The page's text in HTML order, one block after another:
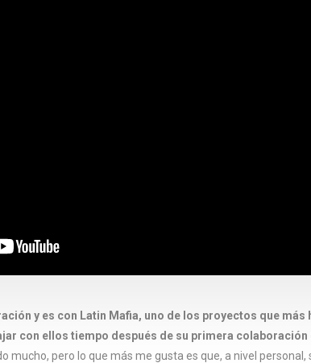
y es con Latin Mafia, uno de los proyectos que
con ellos tiempo después de su primera colaboración
mucho, pero lo que más me gusta es que, a nivel